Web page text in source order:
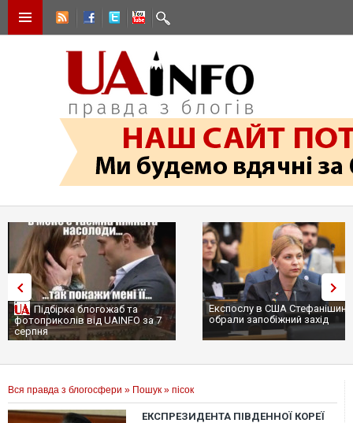
Підбірка блогожаб та
фотоприколів від UAINFO за 7
серпня
Експослу в США
обрали запобіжний захід
Вся правда з блогосфери » Пошук » пісок
ЕКСПРЕЗИДЕНТА ПІВДЕННОЇ КОРЕЇ